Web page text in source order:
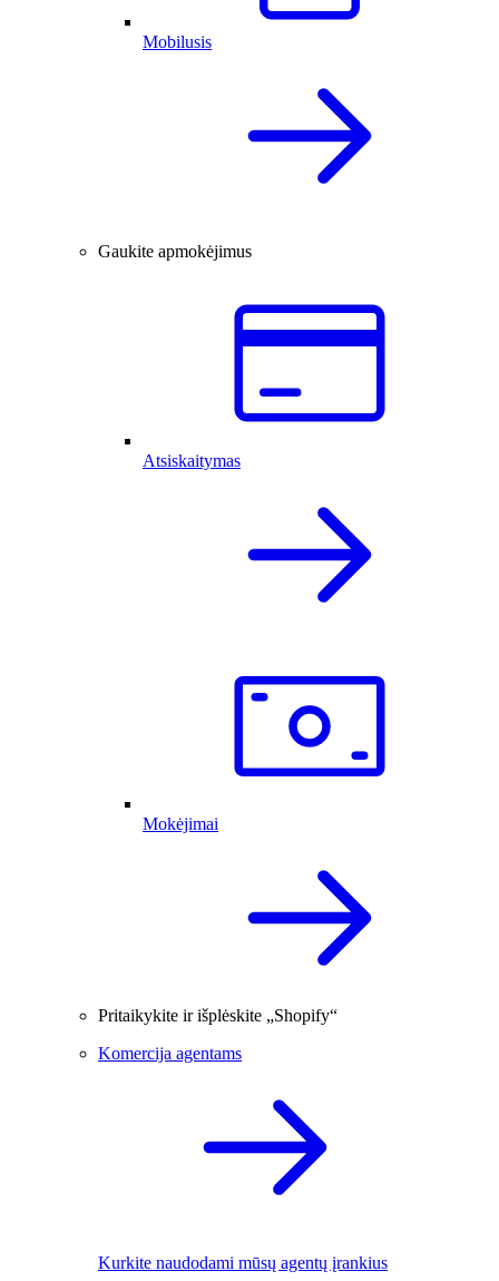
Mobilusis
Gaukite apmokėjimus
Atsiskaitymas
Mokėjimai
Pritaikykite ir išplėskite „Shopify“
Komercija agentams
Kurkite naudodami mūsų agentų įrankius